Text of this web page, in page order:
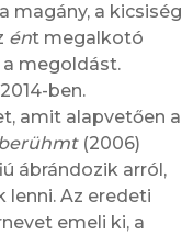
magány, a kicsiség
ént megalkotó
megoldást.
ben.
amit alapvetően a
(2006)
ábrándozik arról,
lenni. Az eredeti
emeli ki, a